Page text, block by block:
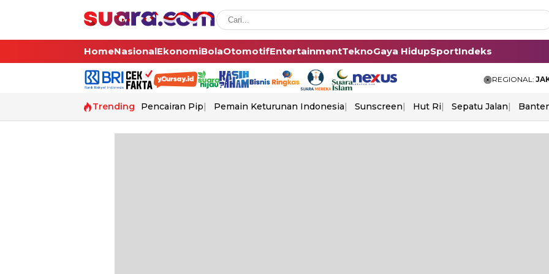
HomeNasionalEkonomiBolaOtomotifEntertainmentTeknoGaya HidupSportIndeks
REGIONAL:
Trending Pencairan Pip Pemain Keturunan Indonesia Sunscreen Hut Ri Sepatu Jalan